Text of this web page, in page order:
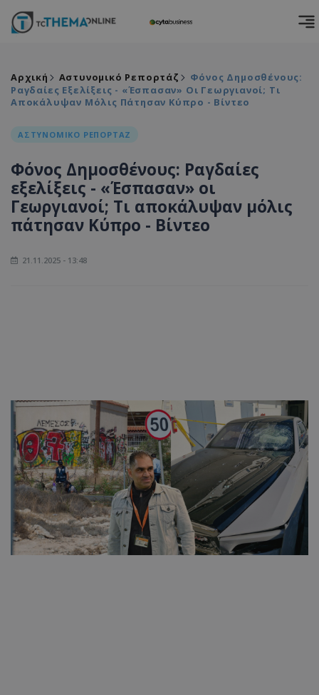
Αρχική Αστυνομικό Ρεπορτάζ
Φόνος Δημοσθένους:
Ραγδαίες Εξελίξεις - «Έσπασαν» Οι Γεωργιανοί; Τι
Αποκάλυψαν Μόλις Πάτησαν Κύπρο - Βίντεο
ΑΣΤΥΝΟΜΙΚΟ ΡΕΠΟΡΤΑΖ
Φόνος Δημοσθένους: Ραγδαίες
εξελίξεις - «Έσπασαν» οι
Γεωργιανοί; Τι αποκάλυψαν μόλις
πάτησαν Κύπρο - Βίντεο
21.11.2025 - 13:48